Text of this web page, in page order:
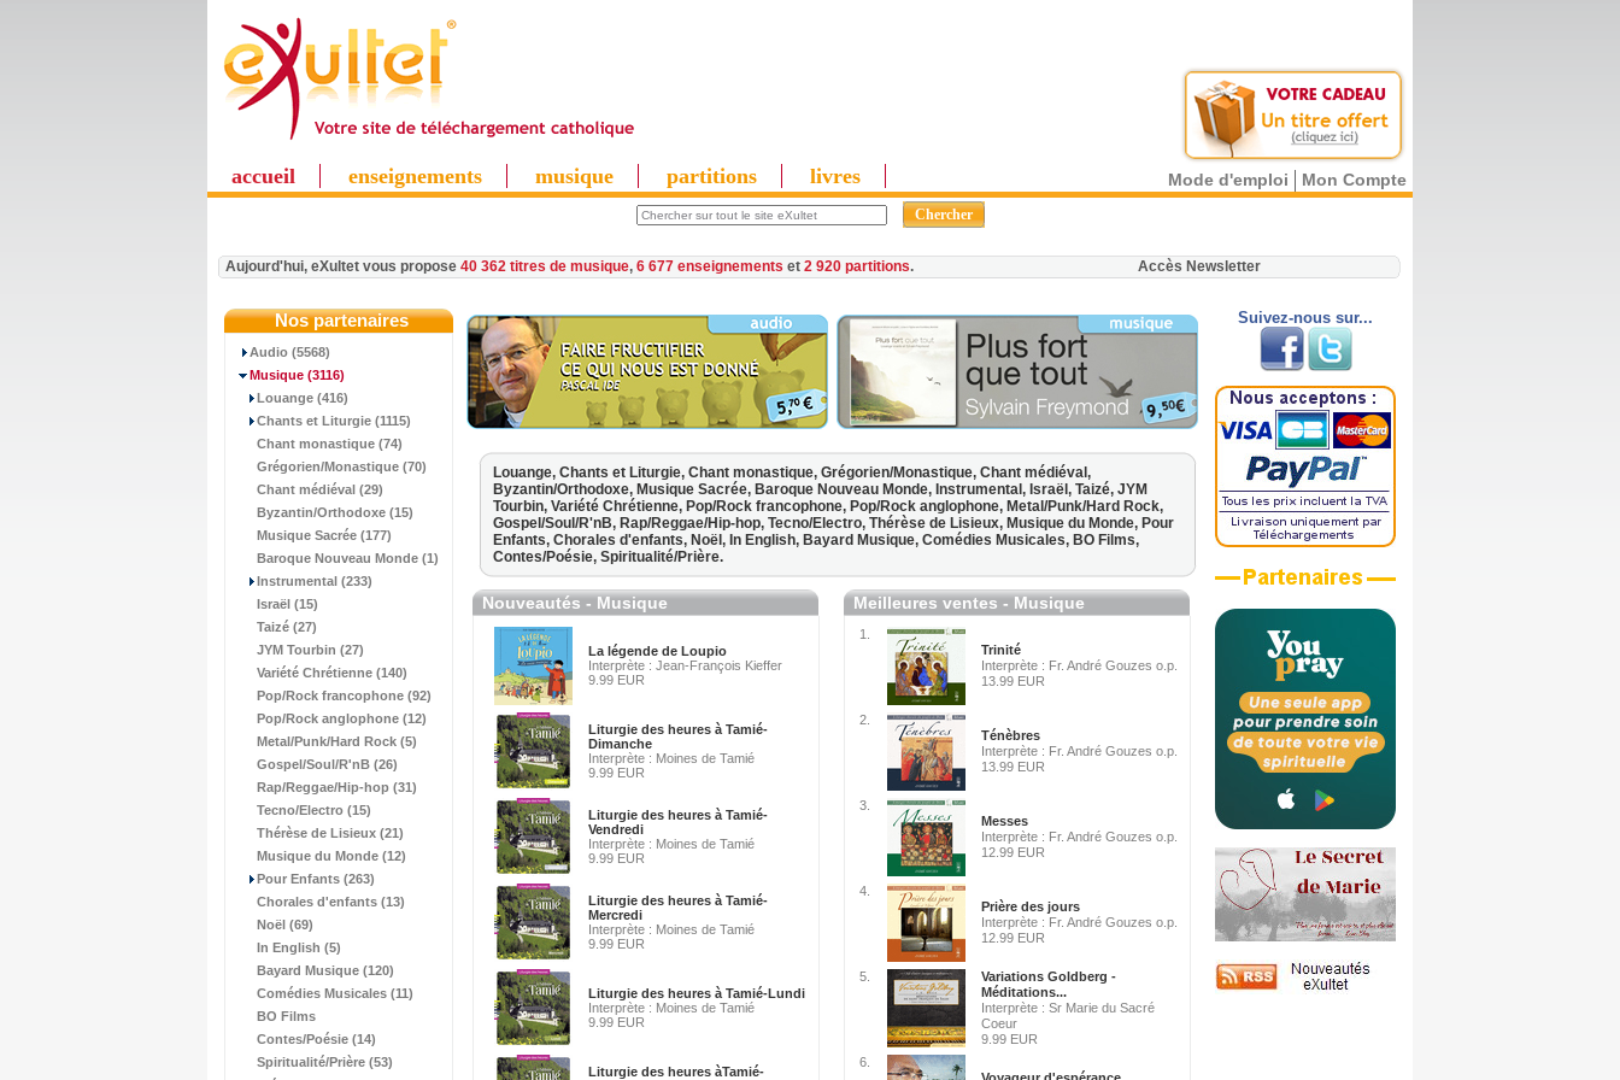
accueil enseignements musique partitions livres Mode d'emploi Mon Compte
Aujourd'hui, eXultet vous propose 40 362 titres de musique, 6 677 enseignements et 2 920 partitions. Accès Newsletter
Nos partenaires
Audio (5568)
Musique (3116)
Louange (416)
Chants et Liturgie (1115)
Chant monastique (74)
Grégorien/Monastique (70)
Chant médiéval (29)
Byzantin/Orthodoxe (15)
Musique Sacrée (177)
Baroque Nouveau Monde (1)
Instrumental (233)
Israël (15)
Taizé (27)
JYM Tourbin (27)
Variété Chrétienne (140)
Pop/Rock francophone (92)
Pop/Rock anglophone (12)
Metal/Punk/Hard Rock (5)
Gospel/Soul/R'nB (26)
Rap/Reggae/Hip-hop (31)
Tecno/Electro (15)
Thérèse de Lisieux (21)
Musique du Monde (12)
Pour Enfants (263)
Chorales d'enfants (13)
Noël (69)
In English (5)
Bayard Musique (120)
Comédies Musicales (11)
BO Films
Contes/Poésie (14)
Spiritualité/Prière (53)
Louange, Chants et Liturgie, Chant monastique, Grégorien/Monastique, Chant médiéval,
Byzantin/Orthodoxe, Musique Sacrée, Baroque Nouveau Monde, Instrumental, Israël, Taizé, JYM
Tourbin, Variété Chrétienne, Pop/Rock francophone, Pop/Rock anglophone, Metal/Punk/Hard Rock,
Gospel/Soul/R'nB, Rap/Reggae/Hip-hop, Tecno/Electro, Thérèse de Lisieux, Musique du Monde, Pour
Enfants, Chorales d'enfants, Noël, In English, Bayard Musique, Comédies Musicales, BO Films,
Contes/Poésie, Spiritualité/Prière.
Nouveautés - Musique
La légende de Loupio
Interprète : Jean-François Kieffer
9.99 EUR
Liturgie des heures à Tamié-
Dimanche
Interprète : Moines de Tamié
9.99 EUR
Liturgie des heures à Tamié-
Vendredi
Interprète : Moines de Tamié
9.99 EUR
Liturgie des heures à Tamié-
Mercredi
Interprète : Moines de Tamié
9.99 EUR
Liturgie des heures à Tamié-Lundi
Interprète : Moines de Tamié
9.99 EUR
Liturgie des heures àTamié-
Meilleures ventes - Musique
1.
Trinité
Interprète : Fr. André Gouzes o.p.
13.99 EUR
2.
Ténèbres
Interprète : Fr. André Gouzes o.p.
13.99 EUR
3.
Messes
Interprète : Fr. André Gouzes o.p.
12.99 EUR
4.
Prière des jours
Interprète : Fr. André Gouzes o.p.
12.99 EUR
5.
Variations Goldberg -
Méditations...
Interprète : Sr Marie du Sacré
Coeur
9.99 EUR
6.
Suivez-nous sur...